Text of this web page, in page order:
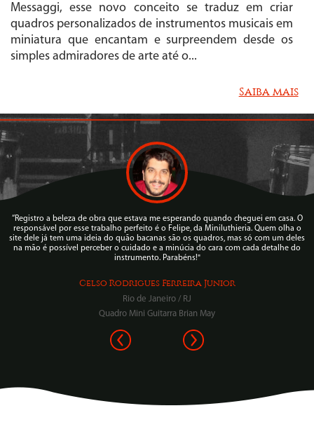
Messaggi, esse novo conceito se traduz em criar
quadros personalizados de instrumentos musicais em
miniatura que encantam e surpreendem desde os
simples admiradores de arte até o...
Saiba mais
“Registro a beleza de obra que estava me esperando quando cheguei em casa. O
responsável por esse trabalho perfeito é o Felipe, da Miniluthieria. Quem olha o
site dele já tem uma ideia do quão bacanas são os quadros, mas só com um deles
na mão é possível perceber o cuidado e a minúcia do cara com cada detalhe do
instrumento. Parabéns!"
Celso Rodrigues Ferreira Junior
Rio de Janeiro / RJ
Quadro Mini Guitarra Brian May